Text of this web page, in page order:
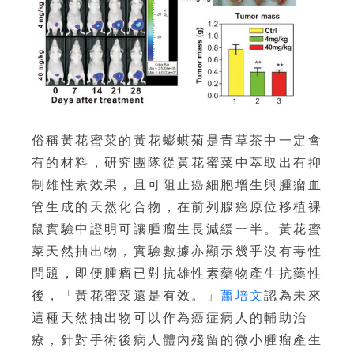
俗稱黃花蜜菜的黃花蟛蜞菊是青草茶中一定會
有的材料，研究團隊從黃花蜜菜中萃取出有抑
制雄性素效果，且可阻止癌細胞增生與腫瘤血
管生成的天然化合物，在前列腺癌原位移植裸
鼠實驗中證明可讓腫瘤生長減緩一半。黃花蜜
菜天然抽出物，實驗數據亦顯示幾乎沒有毒性
問題，即便腫瘤已對抗雄性素藥物產生抗藥性
後，「黃花蜜菜還是有效。」蕭培文認為未來
這種天然抽出物可以作為癌症病人的輔助治
療，針對手術後病人體內殘留的微小腫瘤產生